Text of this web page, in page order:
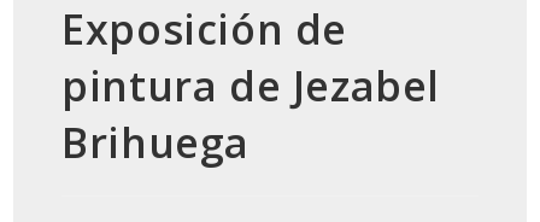
Exposición de
pintura de Jezabel
Brihuega